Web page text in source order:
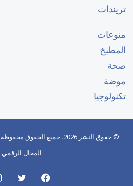
تريندات
منوعات
المطبخ
صحة
موضة
تكنولوجيا
© حقوق النشر 2026، جميع الحقوق محفوظة |
المجال الرقمي
فيسبوك تويتر